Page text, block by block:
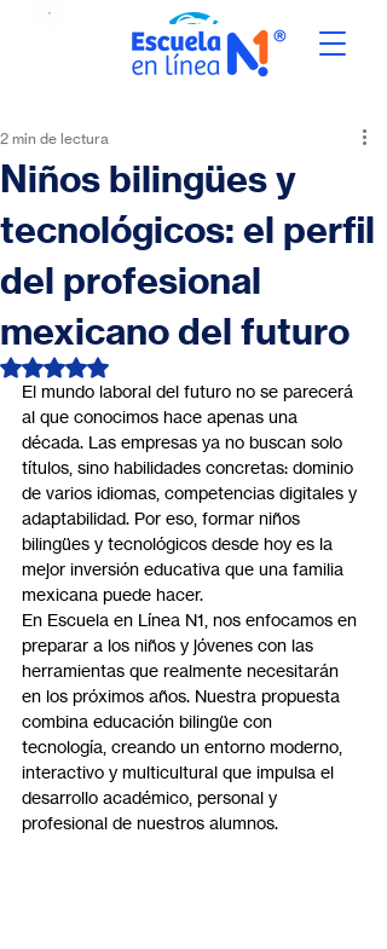
Niños bilingües y
tecnológicos: el perfil
del profesional
mexicano del futuro
2 min de lectura
Obtuvo NaN de 5 estrellas.
El mundo laboral del futuro no se parecerá
al que conocimos hace apenas una
década. Las empresas ya no buscan solo
títulos, sino habilidades concretas: dominio
de varios idiomas, competencias digitales y
adaptabilidad. Por eso, formar niños
bilingües y tecnológicos desde hoy es la
mejor inversión educativa que una familia
mexicana puede hacer.
En Escuela en Línea N1, nos enfocamos en
preparar a los niños y jóvenes con las
herramientas que realmente necesitarán
en los próximos años. Nuestra propuesta
combina educación bilingüe con
tecnología, creando un entorno moderno,
interactivo y multicultural que impulsa el
desarrollo académico, personal y
profesional de nuestros alumnos.